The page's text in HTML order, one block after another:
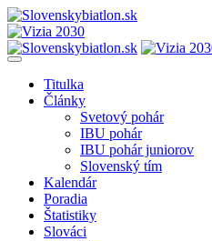
Titulka
Články
Svetový pohár
IBU pohár
IBU pohár juniorov
Slovenský tím
Kalendár
Poradia
Štatistiky
Slováci